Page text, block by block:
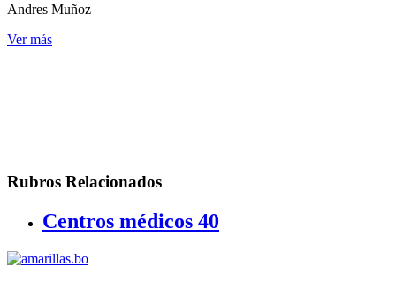
Andres Muñoz
Ver más
Rubros Relacionados
Centros médicos 40